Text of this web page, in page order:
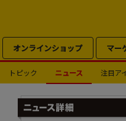
オンラインショップ マー
トピック ニュース 注目ア